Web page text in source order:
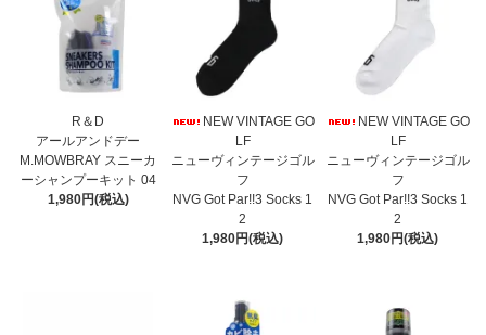
R＆D
アールアンドデー
M.MOWBRAY スニーカ
ーシャンプーキット 04
1,980円(税込)
NEW VINTAGE GO
LF
ニューヴィンテージゴル
フ
NVG Got Par!!3 Socks 1
2
1,980円(税込)
NEW VINTAGE GO
LF
ニューヴィンテージゴル
フ
NVG Got Par!!3 Socks 1
2
1,980円(税込)